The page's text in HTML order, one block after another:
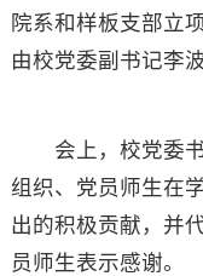
院系和样板支部立
由校党委副书记李
会上，校党委书
组织、党员师生在
出的积极贡献，并
员师生表示感谢。